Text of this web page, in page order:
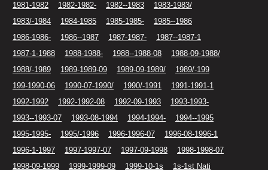
1981-1982
1982-1982- 1982--1983
1983-1983/
1983/-1984
1984-1985 1985-1985-
1985--1986
1986-1986-
1986--1987 1987-1987-
1987--1987-1
1987-1-1988
1988-1988- 1988--1988-08
1988-09-1988/
1988/-1989
1989-1989-09 1989-09-1989/
1989/-199
199-1990-06
1990-07-1990/ 1990/-1991
1991-1991-1
1992-1992
1992-1992-08 1992-09-1993
1993-1993-
1993--1993-07
1993-08-1994 1994-1994-
1994--1995
1995-1995-
1995/-1996 1996-1996-07
1996-08-1996-1
1996-1-1997
1997-1997-07 1997-09-1998
1998-1998-07
1998-09-1999
1999-1999-09 1999-10-1s 1s-1st Nati